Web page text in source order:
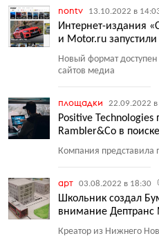
nontv 13.10.2022 в
Интернет-издания
и Motor.ru запустили
Новый формат
сайтов медиа
площадки 22.09.2022
Positive
Rambler&Co в
Компания представила
арт 03.08.2022 в 18:30
Школьник создал
внимание Дептранс
Креатор из Нижнего